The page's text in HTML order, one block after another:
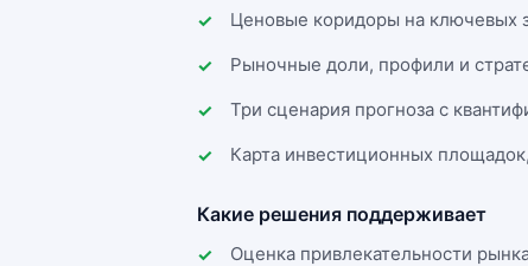
Ценовые коридоры на ключевых
Рыночные доли, профили и
Три сценария прогноза с
Карта инвестиционных
Какие решения поддерживает
Оценка привлекательности